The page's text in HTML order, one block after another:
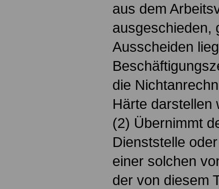
aus dem
ausgeschieden,
Ausscheiden
die
Härte darstellen
(2) Übernimmt
Dienststelle
einer solchen
der von diesem